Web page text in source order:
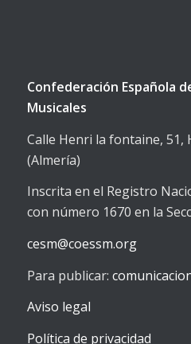
Confederación Española
Musicales
Calle Henri la fontaine, 51,
(Almería)
Inscrita en el Registro
con número 1670 en la
cesm@coessm.org
Para publicar:
Aviso legal
Política de privacidad